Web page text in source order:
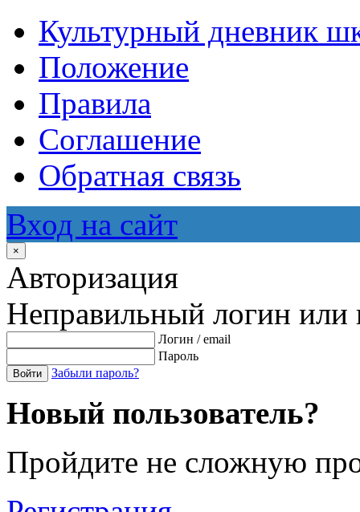
Культурный дневник
Положение
Правила
Соглашение
Обратная связь
Вход на сайт
×
Авторизация
Неправильный логин или
Логин / email
Пароль
Войти Забыли пароль?
Новый пользователь?
Пройдите не сложную